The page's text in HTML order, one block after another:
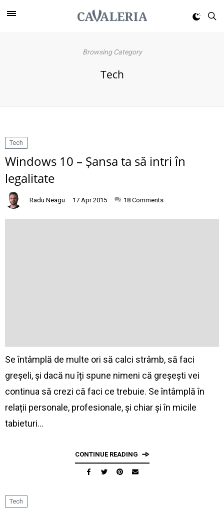
Browsing Category
Tech
Tech
Windows 10 – Șansa ta să intri în
legalitate
Radu Neagu 17 Apr 2015 18 Comments
Se întâmplă de multe ori să calci strâmb, să faci
greșeli, și dacă nu îți spune nimeni că greșești vei
continua să crezi că faci ce trebuie. Se întâmplă în
relații personale, profesionale, și chiar și în micile
tabieturi…
CONTINUE READING
Tech